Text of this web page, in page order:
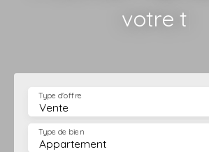
votre terrain
Vente
Type d'offre
Appartement
Type de bien